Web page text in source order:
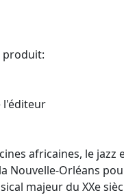
produit:
l'éditeur
africaines, le jazz
Nouvelle-Orléans
majeur du XXe